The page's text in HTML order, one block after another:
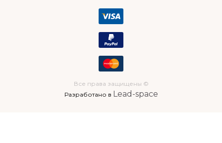
Все права защищены ©
Разработано в Lead-space